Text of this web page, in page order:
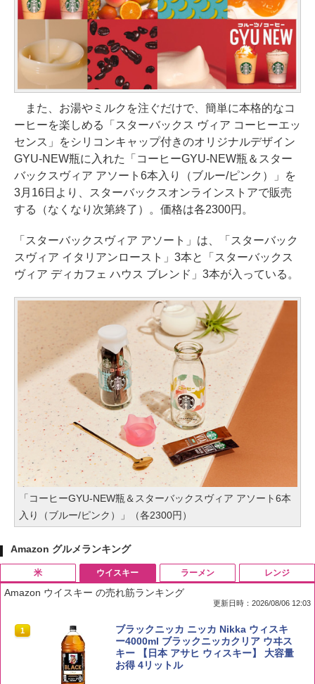
また、お湯やミルクを注ぐだけで、簡単に本格的なコ
ーヒーを楽しめる「スターバックス ヴィア コーヒーエッ
センス」をシリコンキャップ付きのオリジナルデザイン
GYU-NEW瓶に入れた「コーヒーGYU-NEW瓶＆スター
バックスヴィア アソート6本入り（ブルー/ピンク）」を
3月16日より、スターバックスオンラインストアで販売
する（なくなり次第終了）。価格は各2300円。
「スターバックスヴィア アソート」は、「スターバック
スヴィア イタリアンロースト」3本と「スターバックス
ヴィア ディカフェ ハウス ブレンド」3本が入っている。
「コーヒーGYU-NEW瓶＆スターバックスヴィア アソート6本
入り（ブルー/ピンク）」（各2300円）
Amazon グルメランキング
米
1 by Amazon 国産ブレンド米 精米 5kg
￥2,650
ウイスキー
Amazon ウイスキー の売れ筋ランキング
更新日時：2026/08/06 12:03
1
ブラックニッカ ニッカ Nikka ウィスキ
ー4000ml ブラックニッカクリア ウヰス
キー 【日本 アサヒ ウィスキー】 大容量
お得 4リットル
ラーメン レンジ